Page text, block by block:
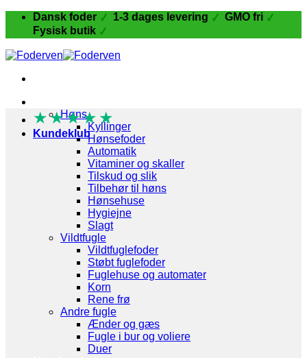
Fortsæt
indhold
Dansk foder 1-3 dages levering
GMO fri
Fysisk butik
Høns
Kyllinger
Hønsefoder
Automatik
Vitaminer og skaller
Tilskud og slik
Tilbehør til høns
Hønsehuse
Hygiejne
Slagt
Vildtfugle
Vildtfuglefoder
Støbt fuglefoder
Fuglehuse og automater
Korn
Rene frø
Andre fugle
Ænder og gæs
Fugle i bur og voliere
Duer
★★★★ ★
Kundeklub